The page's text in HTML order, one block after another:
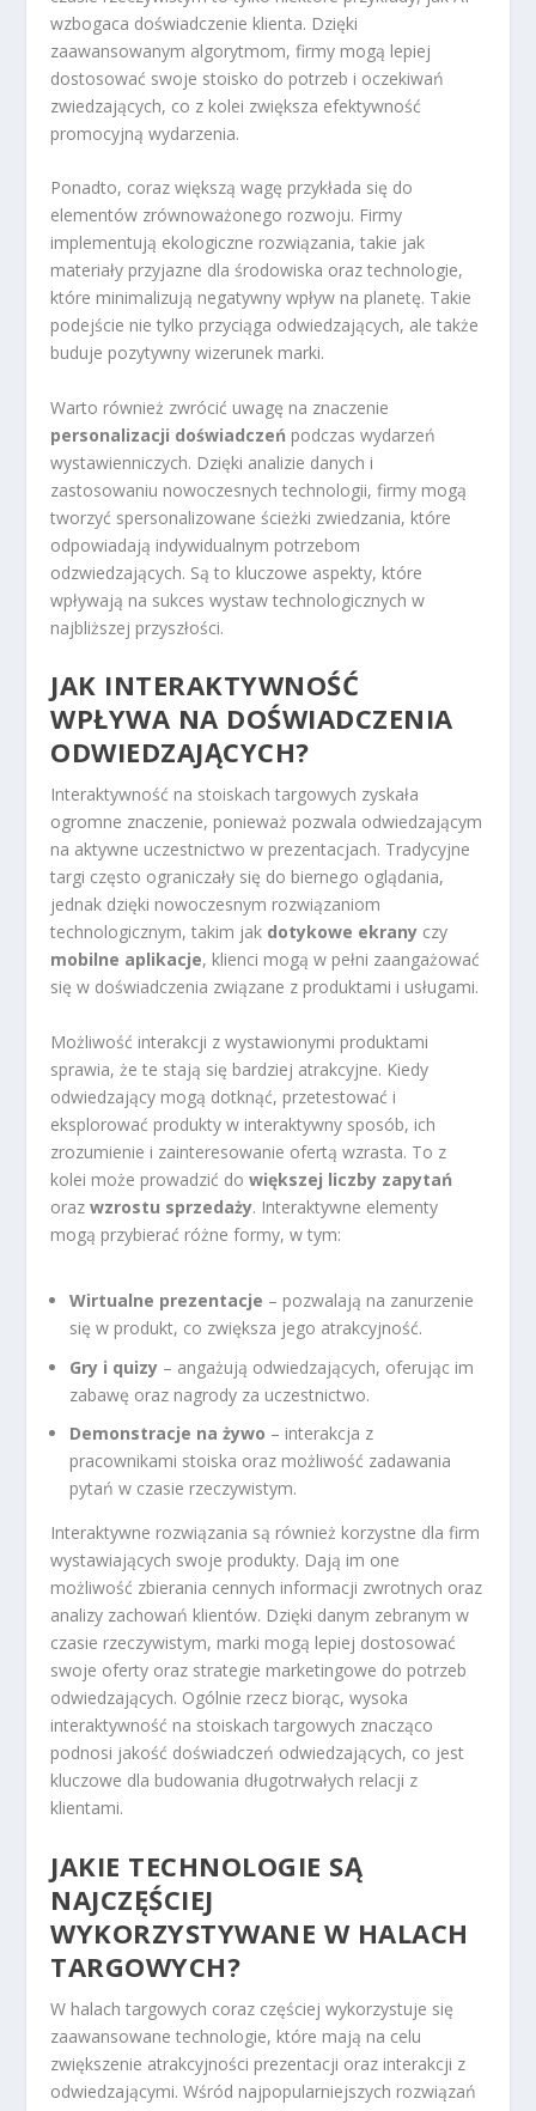
wzbogaca doświadczenie klienta. Dzięki
zaawansowanym algorytmom, firmy mogą lepiej
dostosować swoje stoisko do potrzeb i oczekiwań
zwiedzających, co z kolei zwiększa efektywność
promocyjną wydarzenia.
Ponadto, coraz większą wagę przykłada się do
elementów zrównoważonego rozwoju. Firmy
implementują ekologiczne rozwiązania, takie jak
materiały przyjazne dla środowiska oraz technologie,
które minimalizują negatywny wpływ na planetę. Takie
podejście nie tylko przyciąga odwiedzających, ale także
buduje pozytywny wizerunek marki.
Warto również zwrócić uwagę na znaczenie
personalizacji doświadczeń podczas wydarzeń
wystawienniczych. Dzięki analizie danych i
zastosowaniu nowoczesnych technologii, firmy mogą
tworzyć spersonalizowane ścieżki zwiedzania, które
odpowiadają indywidualnym potrzebom
odzwiedzających. Są to kluczowe aspekty, które
wpływają na sukces wystaw technologicznych w
najbliższej przyszłości.
JAK INTERAKTYWNOŚĆ
WPŁYWA NA DOŚWIADCZENIA
ODWIEDZAJĄCYCH?
Interaktywność na stoiskach targowych zyskała
ogromne znaczenie, ponieważ pozwala odwiedzającym
na aktywne uczestnictwo w prezentacjach. Tradycyjne
targi często ograniczały się do biernego oglądania,
jednak dzięki nowoczesnym rozwiązaniom
technologicznym, takim jak dotykowe ekrany czy
mobilne aplikacje, klienci mogą w pełni zaangażować
się w doświadczenia związane z produktami i usługami.
Możliwość interakcji z wystawionymi produktami
sprawia, że te stają się bardziej atrakcyjne. Kiedy
odwiedzający mogą dotknąć, przetestować i
eksplorować produkty w interaktywny sposób, ich
zrozumienie i zainteresowanie ofertą wzrasta. To z
kolei może prowadzić dowiększej liczby zapytań
orazwzrostu sprzedaży. Interaktywne elementy
mogą przybierać różne formy, w tym:
Wirtualne prezentacje – pozwalają na zanurzenie
się w produkt, co zwiększa jego atrakcyjność.
Gry i quizy – angażują odwiedzających, oferując im
zabawę oraz nagrody za uczestnictwo.
Demonstracje na żywo – interakcja z
pracownikami stoiska oraz możliwość zadawania
pytań w czasie rzeczywistym.
Interaktywne rozwiązania są również korzystne dla firm
wystawiających swoje produkty. Dają im one
możliwość zbierania cennych informacji zwrotnych oraz
analizy zachowań klientów. Dzięki danym zebranym w
czasie rzeczywistym, marki mogą lepiej dostosować
swoje oferty oraz strategie marketingowe do potrzeb
odwiedzających. Ogólnie rzecz biorąc, wysoka
interaktywność na stoiskach targowych znacząco
podnosi jakość doświadczeń odwiedzających, co jest
kluczowe dla budowania długotrwałych relacji z
klientami.
JAKIE TECHNOLOGIE SĄ
NAJCZĘŚCIEJ
WYKORZYSTYWANE W HALACH
TARGOWYCH?
W halach targowych coraz częściej wykorzystuje się
zaawansowane technologie, które mają na celu
zwiększenie atrakcyjności prezentacji oraz interakcji z
odwiedzającymi. Wśród najpopularniejszych rozwiązań